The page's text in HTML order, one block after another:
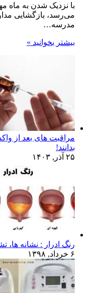
با نزدیک شدن به ماه
می‌رسد، بازگشایی
مدرسه…
بیشتر بخوانید »
بدانند!
۲۵ آذر, ۱۴۰۳
رنگ ادرار : نشانه ها،
۶ خرداد, ۱۳۹۸